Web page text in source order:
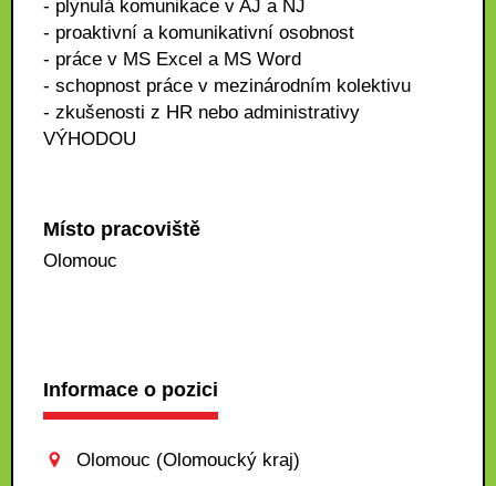
- plynulá komunikace v AJ a NJ
- proaktivní a komunikativní osobnost
- práce v MS Excel a MS Word
- schopnost práce v mezinárodním kolektivu
- zkušenosti z HR nebo administrativy
VÝHODOU
Místo pracoviště
Olomouc
Informace o pozici
Olomouc (Olomoucký kraj)